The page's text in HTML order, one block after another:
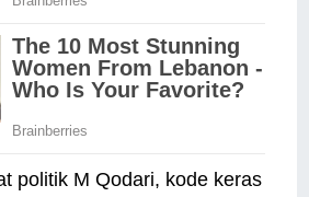
politik M Qodari, kode keras